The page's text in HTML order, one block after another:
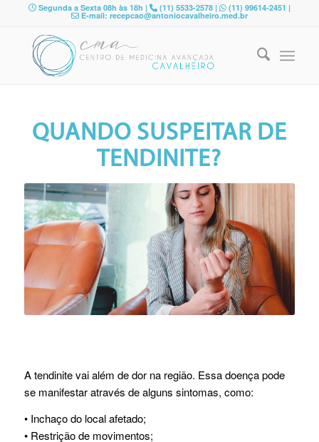
Segunda a Sexta 08h às 18h | (11) 5533-2578 | (11) 99614-2451 |
E-mail: recepcao@antoniocavalheiro.med.br
QUANDO SUSPEITAR DE
TENDINITE?
A tendinite vai além de dor na região. Essa doença pode
se manifestar através de alguns sintomas, como:
• Inchaço do local afetado;
• Restrição de movimentos;